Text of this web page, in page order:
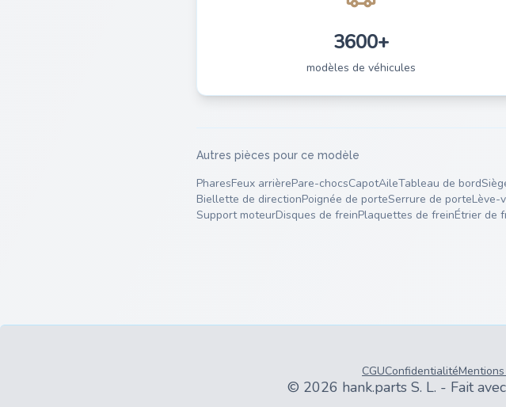
3600+
modèles de véhicules
Autres pièces pour ce modèle
PharesFeux arrièrePare-chocsCapotAileTableau de bord
Biellette de directionPoignée de porteSerrure de porteLève-
Support moteurDisques de freinPlaquettes de freinÉtrier de
CGUConfidentialité
© 2026 hank.parts S. L. - Fait